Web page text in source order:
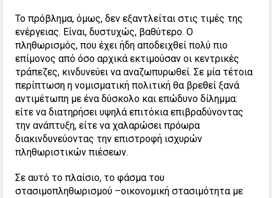
Το πρόβλημα, όμως, δεν εξαντλείται στις τιμές της
ενέργειας. Είναι, δυστυχώς, βαθύτερο. Ο
πληθωρισμός, που έχει ήδη αποδειχθεί πολύ πιο
επίμονος από όσο αρχικά εκτιμούσαν οι κεντρικές
τράπεζες, κινδυνεύει να αναζωπυρωθεί. Σε μία τέτοια
περίπτωση η νομισματική πολιτική θα βρεθεί ξανά
αντιμέτωπη με ένα δύσκολο και επώδυνο δίλημμα:
είτε να διατηρήσει υψηλά επιτόκια επιβραδύνοντας
την ανάπτυξη, είτε να χαλαρώσει πρόωρα
διακινδυνεύοντας την επιστροφή ισχυρών
πληθωριστικών πιέσεων.
Σε αυτό το πλαίσιο, το φάσμα του
στασιμοπληθωρισμού –οικονομική στασιμότητα με